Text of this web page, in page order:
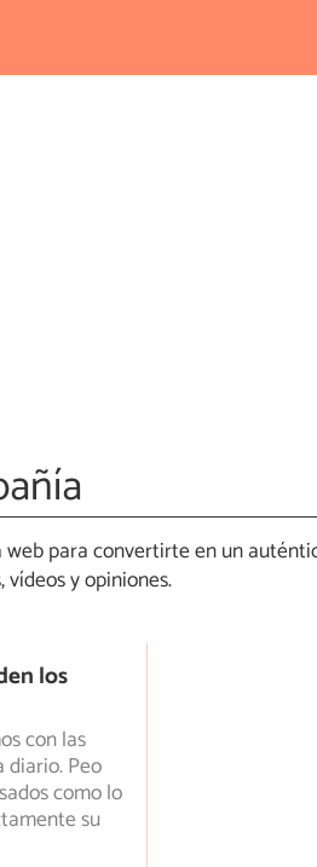
para convertirte en un
y opiniones.
los
con las
diario. Peo
como lo
su